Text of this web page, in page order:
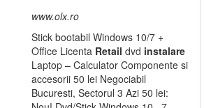
www.olx.ro
Stick bootabil Windows 10/7 +
Office Licenta Retail dvd instalare
Laptop – Calculator Componente si
accesorii 50 lei Negociabil
Bucuresti, Sectorul 3 Azi 50 lei: